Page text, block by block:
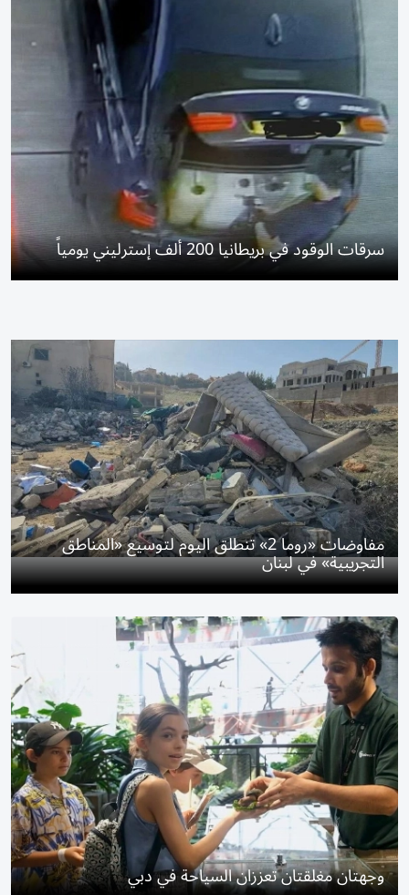
سرقات الوقود في بريطانيا 200 ألف إسترليني يومياً
مفاوضات «روما 2» تنطلق اليوم لتوسيع «المناطق
التجريبية» في لبنان
وجهتان مغلقتان تعززان السياحة في دبي